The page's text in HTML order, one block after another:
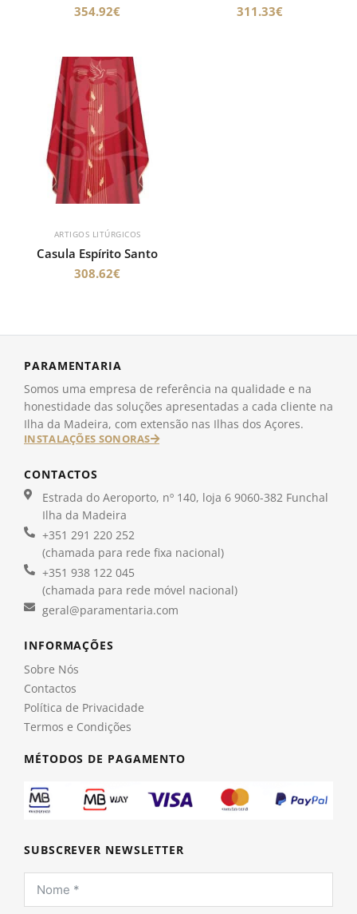
354.92€
311.33€
ARTIGOS LITÚRGICOS
Casula Espírito Santo
308.62€
PARAMENTARIA
Somos uma empresa de referência na qualidade e na
honestidade das soluções apresentadas a cada cliente na
Ilha da Madeira, com extensão nas Ilhas dos Açores.
INSTALAÇÕES SONORAS
CONTACTOS
Estrada do Aeroporto, nº 140, loja 6 9060-382 Funchal
Ilha da Madeira
+351 291 220 252
(chamada para rede fixa nacional)
+351 938 122 045
(chamada para rede móvel nacional)
geral@paramentaria.com
INFORMAÇÕES
Sobre Nós
Contactos
Política de Privacidade
Termos e Condições
MÉTODOS DE PAGAMENTO
SUBSCREVER NEWSLETTER